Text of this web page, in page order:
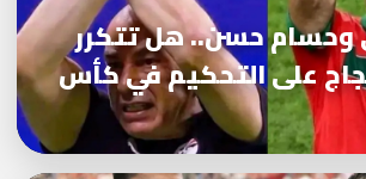
وحسام حسن.. هل تتكرر
على التحكيم في كأس